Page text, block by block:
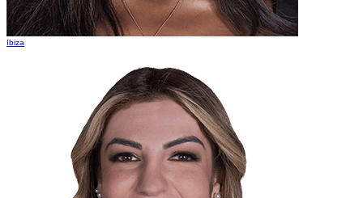
Ibiza